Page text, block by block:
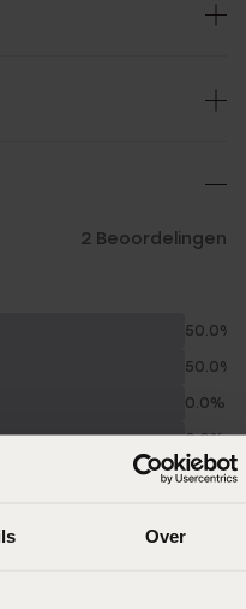
Over
2 Beoordelingen
50.0%
50.0%
0.0%
0.0%
0.0%
van